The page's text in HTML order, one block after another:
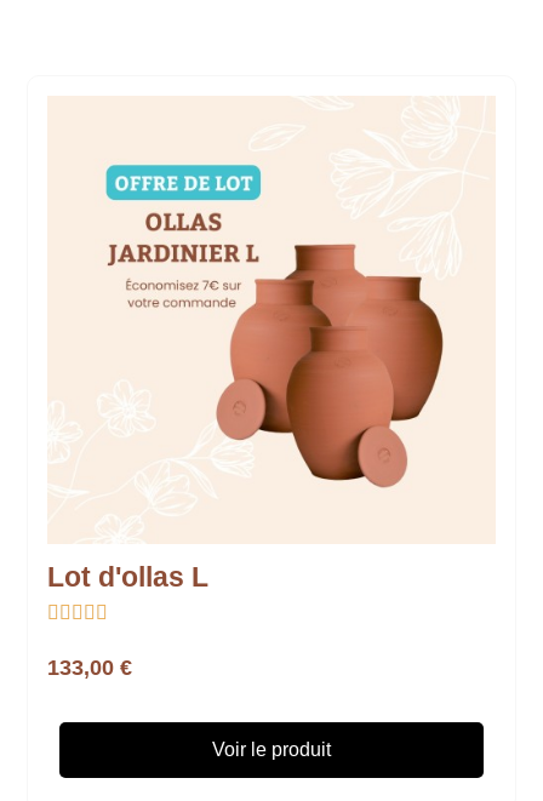
Lot d'ollas L
    
133,00 €
Voir le produit